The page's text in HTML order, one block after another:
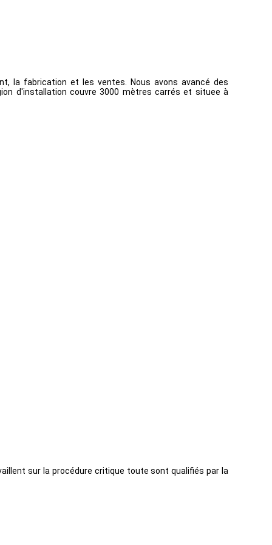
la fabrication et les ventes. Nous avons avancé des
d'installation couvre 3000 mètres carrés et situee à
sur la procédure critique toute sont qualifiés par la